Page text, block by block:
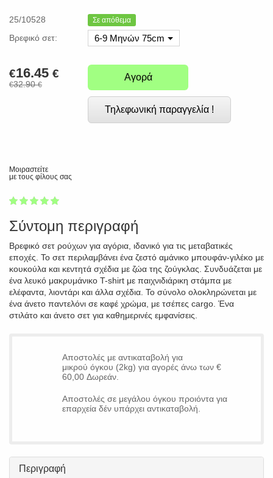
25/10528 Σε απόθεμα
Βρεφικό σετ: 6-9 Μηνών 75cm
€16.45 €
€32.90€
Αγορά
Τηλεφωνική παραγγελία !
Μοιραστείτε
με τους φίλους σας
1
2
3
4
5
Σύντομη περιγραφή
Βρεφικό σετ ρούχων για αγόρια, ιδανικό για τις μεταβατικές
εποχές. Το σετ περιλαμβάνει ένα ζεστό αμάνικο μπουφάν-γιλέκο με
κουκούλα και κεντητά σχέδια με ζώα της ζούγκλας. Συνδυάζεται με
ένα λευκό μακρυμάνικο T-shirt με παιχνιδιάρικη στάμπα με
ελέφαντα, λιοντάρι και άλλα σχέδια. Το σύνολο ολοκληρώνεται με
ένα άνετο παντελόνι σε καφέ χρώμα, με τσέπες cargo. Ένα
στιλάτο και άνετο σετ για καθημερινές εμφανίσεις.
Αποστολές με αντικαταβολή για
μικρού όγκου (2kg) για αγορές άνω των €
60,00 Δωρεάν.
Αποστολές σε μεγάλου όγκου προιόντα για
επαρχεία δέν υπάρχει αντικαταβολή.
Περιγραφή